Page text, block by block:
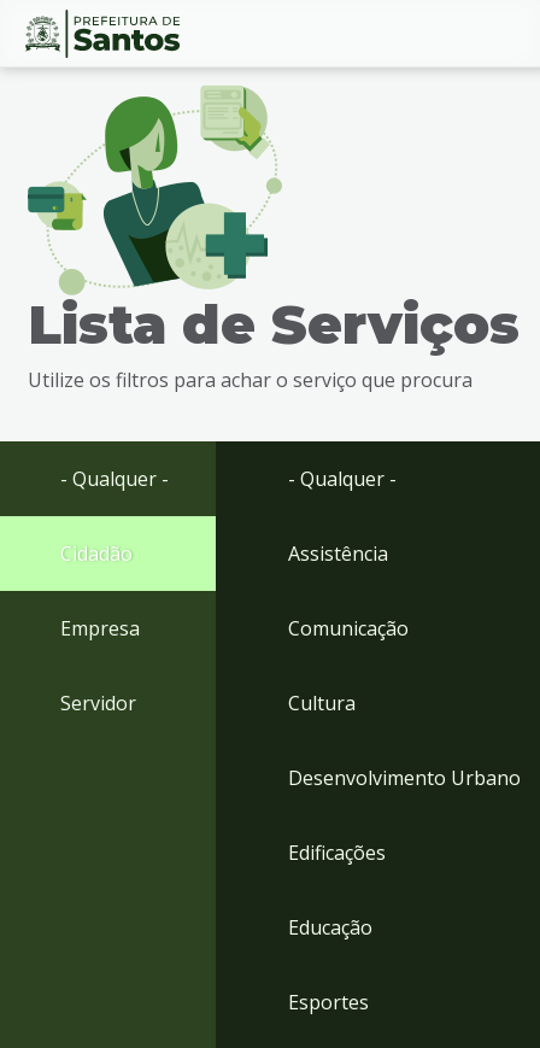
Ir
busca
Ir
rodapé
Conteúdo
Lista de Serviços
Utilize os filtros para achar o serviço que procura
- Qualquer -
Cidadão
Empresa
Servidor
- Qualquer -
Assistência
Comunicação
Cultura
Desenvolvimento Urbano
Edificações
Educação
Esportes